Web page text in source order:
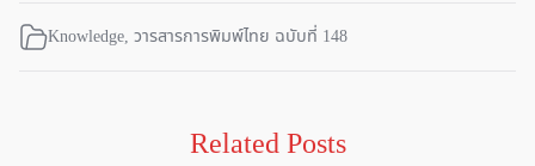
Knowledge, วารสารการพิมพ์ไทย ฉบับที่ 148
Related Posts